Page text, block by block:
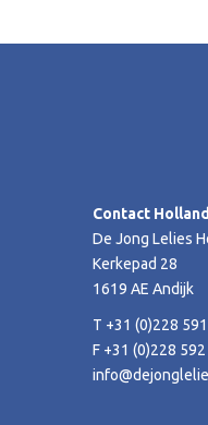
Contact Holland
De Jong Lelies
Kerkepad 28
1619 AE Andijk
T +31 (0)228
F +31 (0)228